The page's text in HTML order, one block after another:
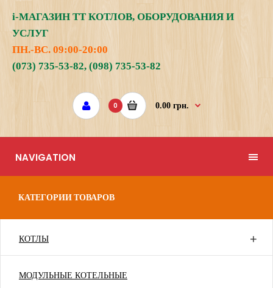
i-МАГАЗИН ТТ КОТЛОВ, ОБОРУДОВАНИЯ И
УСЛУГ
ПН.-ВС. 09:00-20:00
(073) 735-53-82, (098) 735-53-82
0 0.00 грн.
NAVIGATION
КАТЕГОРИИ ТОВАРОВ
КОТЛЫ
МОДУЛЬНЫЕ КОТЕЛЬНЫЕ